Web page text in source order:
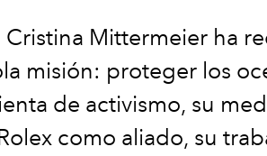
Cristina Mittermeier ha
misión: proteger los
de activismo, su
como aliado, su